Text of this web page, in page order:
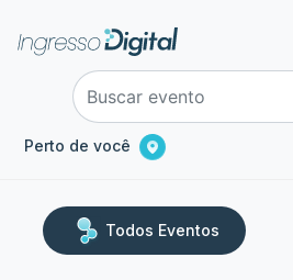
Perto de você
Todos Eventos